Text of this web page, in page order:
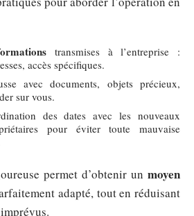
transmises à l’entreprise :
accès spécifiques.
avec documents, objets précieux,
sur vous.
des dates avec les nouveaux
pour éviter toute mauvaise
permet d’obtenir un moyen
adapté, tout en réduisant